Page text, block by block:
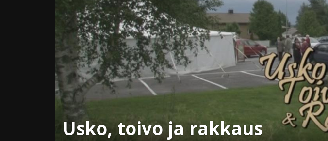
Usko, toivo ja rakkaus